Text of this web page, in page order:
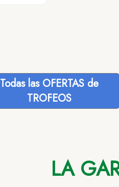
Todas las OFERTAS de
TROFEOS
LA